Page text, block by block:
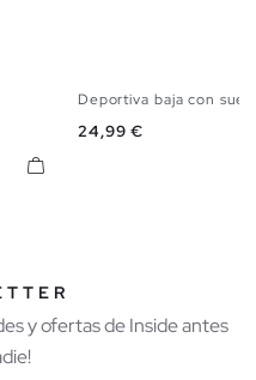
41
Deportiva baja con
Precio
24,99 €
y ofertas de Inside antes